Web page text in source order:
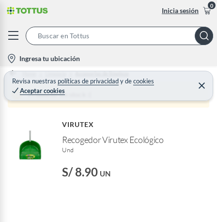
Inicia sesión
0
h
o
t
Ingresa tu ubicación
Revisa nuestras políticas de privacidadydecookies
Aceptar cookies
C
e
r
Home Limpieza Accesorios de limpieza
Producto sin stock :(
VIRUTEX
Recogedor Virutex Ecológico
Und
S/ 8.90 UN